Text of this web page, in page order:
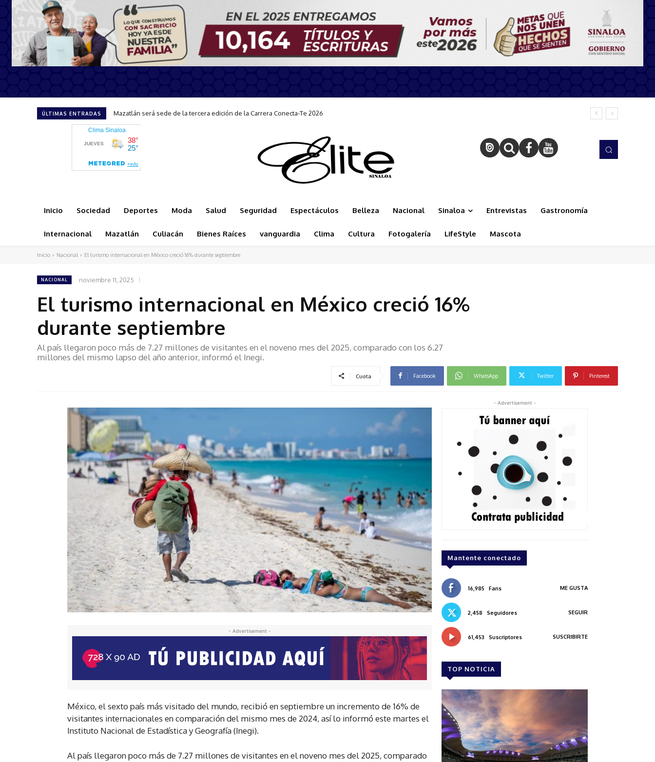
ÚLTIMAS ENTRADAS Mazatlán será sede de la tercera edición de la Carrera Conecta-Te 2026
CAPTA brinda atención y orientación durante la llegada del Carnival Panorama
Inicio Sociedad Deportes Moda Salud Seguridad Espectáculos Belleza Nacional Sinaloa Entrevistas Gastronomía
Internacional Mazatlán Culiacán Bienes Raíces vanguardia Clima Cultura Fotogalería LifeStyle Mascota
Inicio Nacional El turismo internacional en México creció 16% durante septiembre
NACIONAL noviembre 11, 2025
El turismo internacional en México creció 16%
durante septiembre
Al país llegaron poco más de 7.27 millones de visitantes en el noveno mes del 2025, comparado con los 6.27
millones del mismo lapso del año anterior, informó el Inegi.
Cuota Facebook WhatsApp Twitter Pinterest
- Advertisement -
México, el sexto país más visitado del mundo, recibió en septiembre un incremento de 16% de
visitantes internacionales en comparación del mismo mes de 2024, así lo informó este martes el
Instituto Nacional de Estadística y Geografía (Inegi).
Al país llegaron poco más de 7.27 millones de visitantes en el noveno mes del 2025, comparado
- Advertisement -
Mantente conectado
16,985 Fans ME GUSTA
2,458 Seguidores SEGUIR
61,453 Suscriptores SUSCRIBIRTE
TOP NOTICIA